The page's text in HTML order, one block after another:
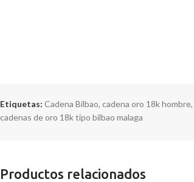
Etiquetas: Cadena Bilbao, cadena oro 18k hombre,
cadenas de oro 18k tipo bilbao malaga
Productos relacionados